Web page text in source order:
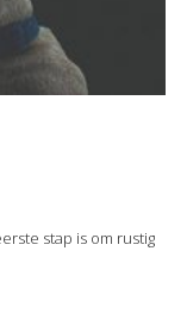
stap is om rustig